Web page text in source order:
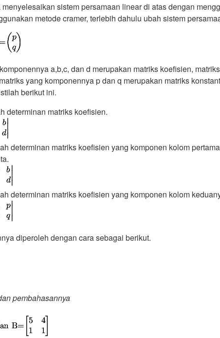
sistem persamaan linear di atas dengan
metode cramer, terlebih dahulu ubah sistem
a,b,c, dan d merupakan matriks koefisien,
yang komponennya p dan q merupakan matriks
berikut ini.
determinan matriks koefisien.
determinan matriks koefisien yang komponen kolom
determinan matriks koefisien yang komponen kolom
diperoleh dengan cara sebagai berikut.
pembahasannya